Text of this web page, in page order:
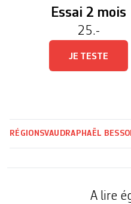
Essai 2 mois
25.-
JE TESTE
RÉGIONSVAUDRAPHAËL
A lire